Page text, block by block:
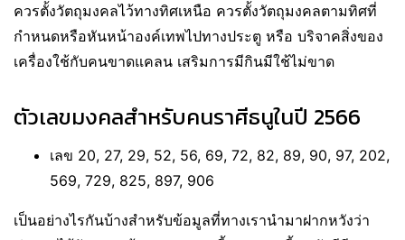
ควรตั้งวัตถุมงคลไว้ทางทิศเหนือ ควรตั้งวัตถุมงคลตามทิศที่
กำหนดหรือหันหน้าองค์เทพไปทางประตู หรือ บริจาคสิ่งของ
เครื่องใช้กับคนขาดแคลน เสริมการมีกินมีใช้ไม่ขาด
ตัวเลขมงคลสำหรับคนราศีธนูในปี 2566
เลข 20, 27, 29, 52, 56, 69, 72, 82, 89, 90, 97, 202,
569, 729, 825, 897, 906
เป็นอย่างไรกันบ้างสำหรับข้อมูลที่ทางเรานำมาฝากหวังว่า